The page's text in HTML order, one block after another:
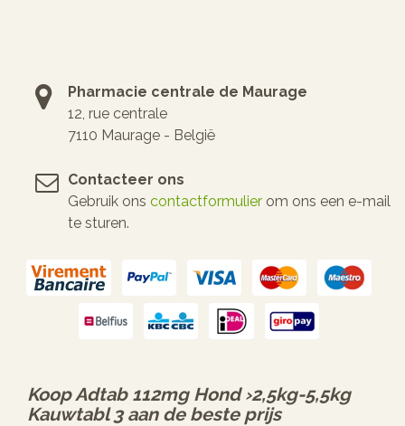
Pharmacie centrale de Maurage
12, rue centrale
7110 Maurage - België
Contacteer ons
Gebruik ons contactformulier om ons een e-mail
te sturen.
KoopAdtab 112mg Hond ›2,5kg-5,5kg
Kauwtabl 3aan de beste prijs